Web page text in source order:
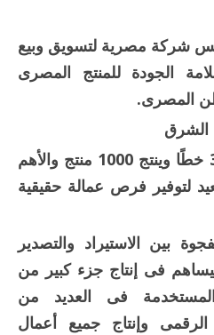
شركة مصرية لتسويق وبيع
الجودة للمنتج المصرى
المصرى.
يضم 6 مصانع رئيسية و30 خطًا وينتج 1000 منتج والأهم
لتوفير فرص عمالة حقيقية
بين الاستيراد والتصدير
فى إنتاج جزء كبير من
فى العديد من
وإنتاج جميع أعمال